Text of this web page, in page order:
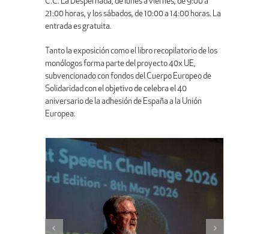
21:00 horas, y los sábados, de 10:00 a 14:00 horas. La
entrada es gratuita.
Tanto la exposición como el libro recopilatorio de los
monólogos forma parte del proyecto 40x UE,
subvencionado con fondos del Cuerpo Europeo de
Solidaridad con el objetivo de celebra el 40
aniversario de la adhesión de España a la Unión
Europea.